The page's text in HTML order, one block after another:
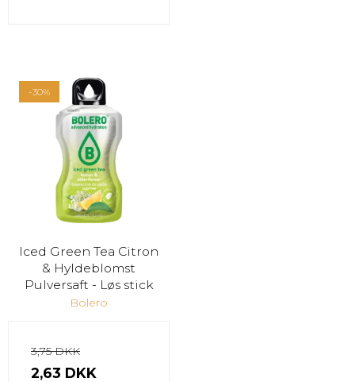
-30%
Iced Green Tea Citron
& Hyldeblomst
Pulversaft - Løs stick
Bolero
3,75 DKK
2,63 DKK